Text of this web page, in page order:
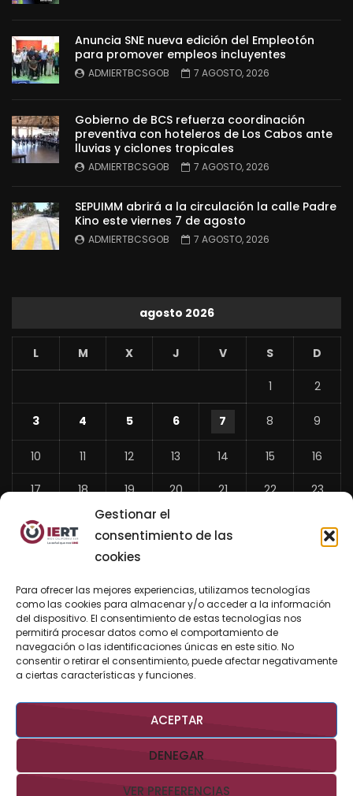
Gestionar el
consentimiento de las
cookies
Para ofrecer las mejores experiencias, utilizamos tecnologías
como las cookies para almacenar y/o acceder a la información
del dispositivo. El consentimiento de estas tecnologías nos
permitirá procesar datos como el comportamiento de
navegación o las identificaciones únicas en este sitio. No
consentir o retirar el consentimiento, puede afectar negativamente
a ciertas características y funciones.
ACEPTAR
DENEGAR
VER PREFERENCIAS
Anuncia SNE nueva edición del Empleotón
para promover empleos incluyentes
ADMIERTBCSGOB 7 AGOSTO, 2026
Gobierno de BCS refuerza coordinación
preventiva con hoteleros de Los Cabos ante
lluvias y ciclones tropicales
ADMIERTBCSGOB 7 AGOSTO, 2026
SEPUIMM abrirá a la circulación la calle Padre
Kino este viernes 7 de agosto
ADMIERTBCSGOB 7 AGOSTO, 2026
agosto 2026
L M X J V S D
1 2
3 4 5 6 7 8 9
10 11 12 13 14 15 16
17 18 19 20 21 22 23
24 26 27
«
Jul
BUSCAR AHORA